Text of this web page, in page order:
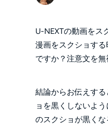
U-NEXTの動画をス
漫画をスクショす
ですか？注意文を
結論からお伝えす
ョを黒くしないよ
のスクショが黒く